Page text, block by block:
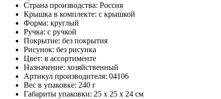
Страна производства: Россия
Крышка в комплекте: с крышкой
Форма: круглый
Ручка: с ручкой
Покрытие: без покрытия
Рисунок: без рисунка
Цвет: в ассортименте
Назначение: хозяйственный
Артикул производителя: 04106
Вес в упаковке: 240 г
Габариты упаковки: 25 x 25 x 24 см